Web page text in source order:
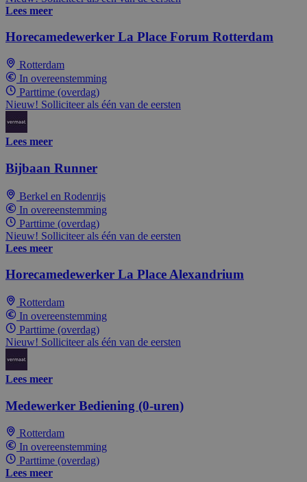
Lees meer
Horecamedewerker La Place Forum Rotterdam
Rotterdam
In overeenstemming
Parttime (overdag)
Nieuw! Solliciteer als één van de eersten
Lees meer
Bijbaan Runner
Berkel en Rodenrijs
In overeenstemming
Parttime (overdag)
Nieuw! Solliciteer als één van de eersten
Lees meer
Horecamedewerker La Place Alexandrium
Rotterdam
In overeenstemming
Parttime (overdag)
Nieuw! Solliciteer als één van de eersten
Lees meer
Medewerker Bediening (0-uren)
Rotterdam
In overeenstemming
Parttime (overdag)
Lees meer